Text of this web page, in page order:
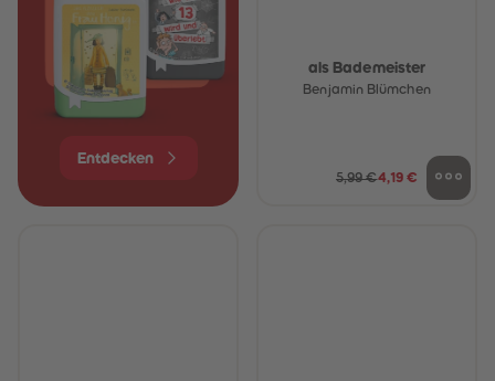
Entdecken
als Bademeister
Benjamin Blümchen
5,99 €4,19 €